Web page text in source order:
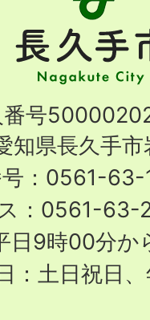
手
市
City
番号
県長久手市
：0561-63-
：0561-63-
日9時00分
：土日祝日